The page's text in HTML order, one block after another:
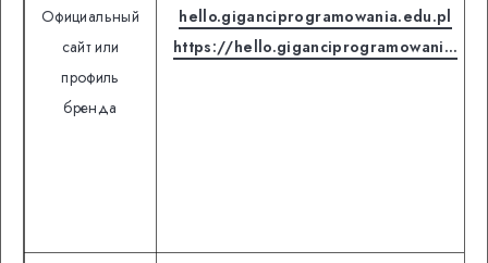
Официальный
сайт или
профиль
бренда
hello.giganciprogramowania.edu.pl
https://hello.giganciprogramowani…